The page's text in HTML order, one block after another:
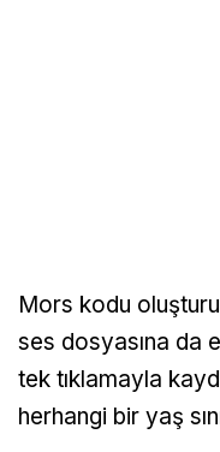
Mors kodu
ses dosyasına da
tek tıklamayla
herhangi bir yaş